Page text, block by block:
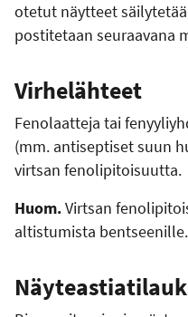
otetut näytteet
postitetaan seuraavana
Virhelähteet
Fenolaatteja tai
(mm. antiseptiset suun
virtsan fenolipitoisuutta.
Huom.Virtsan
altistumista bentseenille.